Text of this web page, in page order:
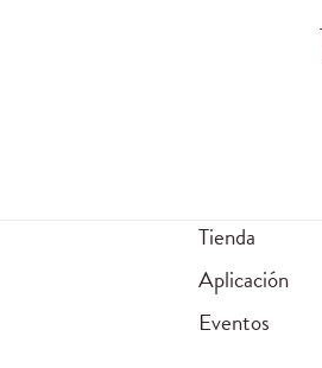
Tienda
Aplicación
Eventos